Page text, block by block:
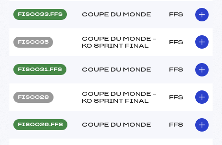
FIS0033.FFS COUPE DU MONDE FFS
FIS0035
COUPE DU MONDE –
KO SPRINT FINAL
FFS
FIS0031.FFS COUPE DU MONDE FFS
FIS0028
COUPE DU MONDE –
KO SPRINT FINAL
FFS
FIS0026.FFS COUPE DU MONDE FFS